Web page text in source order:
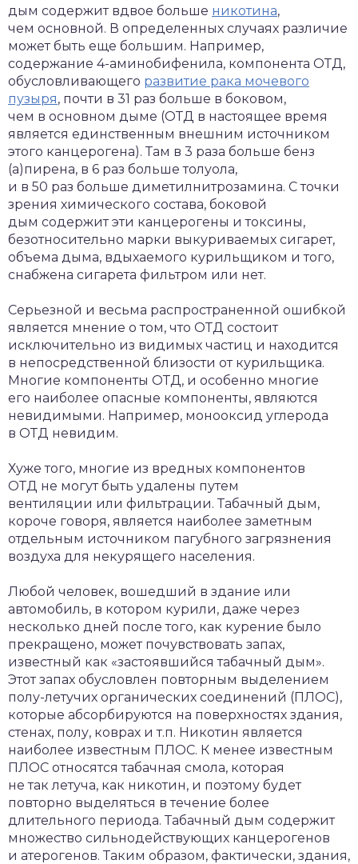
дым содержит вдвое больше никотина,
чем основной. В определенных случаях различие
может быть еще большим. Например,
содержание 4-аминобифенила, компонента ОТД,
обусловливающего развитие рака мочевого
пузыря, почти в 31 раз больше в боковом,
чем в основном дыме (ОТД в настоящее время
является единственным внешним источником
этого канцерогена). Там в 3 раза больше бенз
(а)пирена, в 6 раз больше толуола,
и в 50 раз больше диметилнитрозамина. С точки
зрения химического состава, боковой
дым содержит эти канцерогены и токсины,
безотносительно марки выкуриваемых сигарет,
объема дыма, вдыхаемого курильщиком и того,
снабжена сигарета фильтром или нет.
Серьезной и весьма распространенной ошибкой
является мнение о том, что ОТД состоит
исключительно из видимых частиц и находится
в непосредственной близости от курильщика.
Многие компоненты ОТД, и особенно многие
его наиболее опасные компоненты, являются
невидимыми. Например, монооксид углерода
в ОТД невидим.
Хуже того, многие из вредных компонентов
ОТД не могут быть удалены путем
вентиляции или фильтрации. Табачный дым,
короче говоря, является наиболее заметным
отдельным источником пагубного загрязнения
воздуха для некурящего населения.
Любой человек, вошедший в здание или
автомобиль, в котором курили, даже через
несколько дней после того, как курение было
прекращено, может почувствовать запах,
известный как «застоявшийся табачный дым».
Этот запах обусловлен повторным выделением
полу-летучих органических соединений (ПЛОС),
которые абсорбируются на поверхностях здания,
стенах, полу, коврах и т.п. Никотин является
наиболее известным ПЛОС. К менее известным
ПЛОС относятся табачная смола, которая
не так летуча, как никотин, и поэтому будет
повторно выделяться в течение более
длительного периода. Табачный дым содержит
множество сильнодействующих канцерогенов
и атерогенов. Таким образом, фактически, здания,